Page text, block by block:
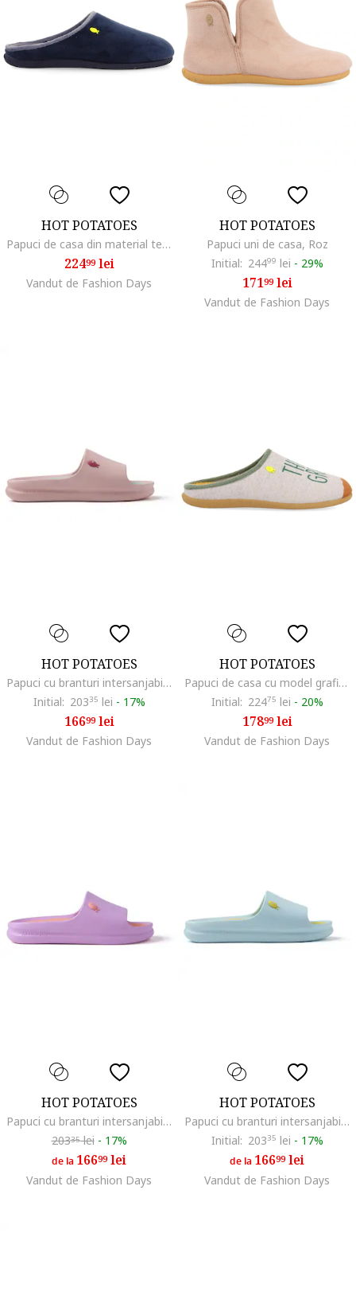
HOT POTATOES
Papuci de casa din material teddy Hartwick, Albastru inchis
22499lei
Vandut de Fashion Days
HOT POTATOES
Papuci uni de casa, Roz
Initial: 24499 lei - 29%
17199lei
Vandut de Fashion Days
HOT POTATOES
Papuci cu branturi intersanjabile Gill Slide, Roz
Initial: 20335 lei - 17%
16699lei
Vandut de Fashion Days
HOT POTATOES
Papuci de casa cu model grafic, Gri
Initial: 22475 lei - 20%
17899lei
Vandut de Fashion Days
HOT POTATOES
Papuci cu branturi intersanjabile Gill Slide, Lila
20335lei - 17%
de la 16699lei
Vandut de Fashion Days
HOT POTATOES
Papuci cu branturi intersanjabile Gill Slide, Albastru pastel
Initial: 20335 lei - 17%
de la 16699lei
Vandut de Fashion Days